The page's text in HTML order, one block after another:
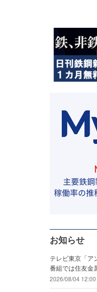
お知らせ
テレビ東京「ア
番組では住友金
2026/08/04 12:00